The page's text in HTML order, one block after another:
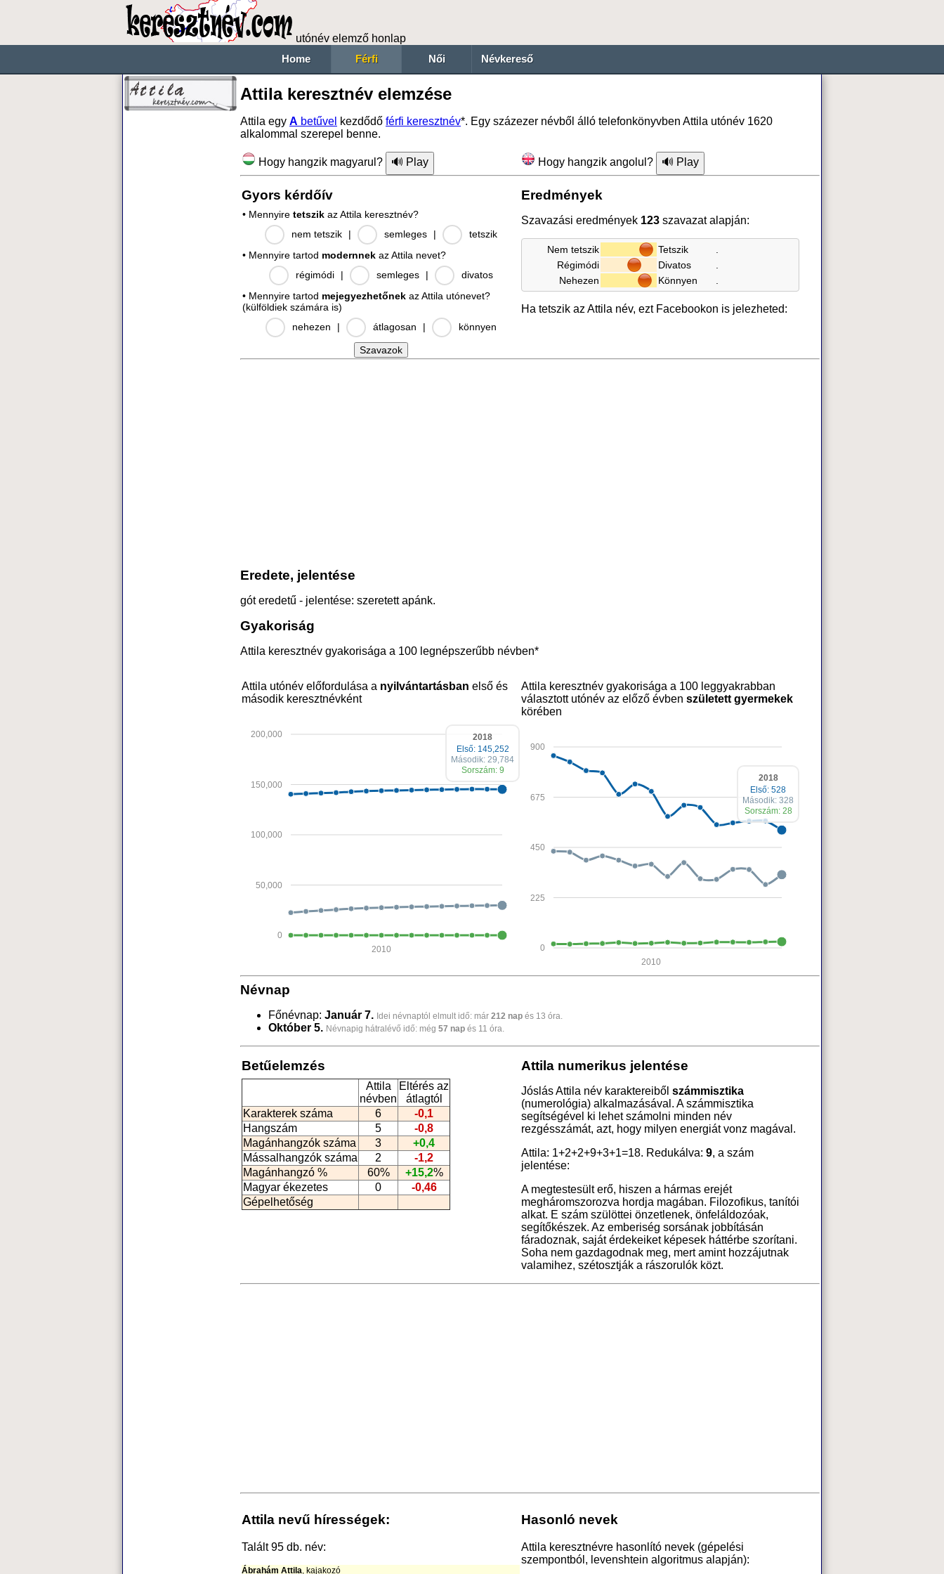
utónév elemző honlap
Home Férfi Női Névkereső
Attila keresztnév elemzése
Attila egy A betűvel kezdődő férfi keresztnév*. Egy százezer névből álló telefonkönyvben Attila utónév 1620
alkalommal szerepel benne.
Hogy hangzik magyarul? Hogy hangzik angolul?
Gyors kérdőív
• Mennyire tetszik az Attila keresztnév?
nem tetszik
| semleges |
tetszik
• Mennyire tartod modernnek az Attila nevet?
régimódi
| semleges |
divatos
• Mennyire tartod mejegyezhetőnek az Attila utónevet?
(külföldiek számára is)
nehezen
| átlagosan | könnyen
Eredmények
Szavazási eredmények 123 szavazat alapján:
Nem tetszik Tetszik
Régimódi
Divatos
Nehezen
Könnyen
Ha tetszik az Attila név, ezt Facebookon is jelezheted:
Eredete, jelentése
gót eredetű - jelentése: szeretett apánk.
Gyakoriság
Attila keresztnév gyakorisága a 100 legnépszerűbb névben*
Attila utónév előfordulása a nyilvántartásban első és
második keresztnévként
0
50,000
100,000
150,000
200,000
2010
2018
Első: 145,252
Második: 29,784
Sorszám: 9
Attila keresztnév gyakorisága a 100 leggyakrabban
választott utónév az előző évben született gyermekek
körében
0
225
450
675
900
2010
2018
Első: 528
Második: 328
Sorszám: 28
Névnap
Főnévnap: Január 7. Idei névnaptól elmult idő: már 212 nap és 13 óra.
Október 5. Névnapig hátralévő idő: még 57 nap és 11 óra.
Betűelemzés
Attila
névben
Eltérés az
átlagtól
Karakterek száma
6
-0,1
Hangszám
5
-0,8
Magánhangzók száma
3
+0,4
Mássalhangzók száma
2
-1,2
Magánhangzó %
60% +15,2%
Magyar ékezetes
0
-0,46
Gépelhetőség
Attila numerikus jelentése
Jóslás Attila név karaktereiből számmisztika
(numerológia) alkalmazásával. A számmisztika
segítségével ki lehet számolni minden név
rezgésszámát, azt, hogy milyen energiát vonz magával.
Attila: 1+2+2+9+3+1=18. Redukálva: 9, a szám
jelentése:
A megtestesült erő, hiszen a hármas erejét
megháromszorozva hordja magában. Filozofikus, tanítói
alkat. E szám szülöttei önzetlenek, önfeláldozóak,
segítőkészek. Az emberiség sorsának jobbításán
fáradoznak, saját érdekeiket képesek háttérbe szorítani.
Soha nem gazdagodnak meg, mert amint hozzájutnak
valamihez, szétosztják a rászorulók közt.
Attila nevű hírességek:
Talált 95 db. név:
Ábrahám Attila, kajakozó
Hasonló nevek
Attila keresztnévre hasonlító nevek (gépelési
szempontból, levenshtein algoritmus alapján):